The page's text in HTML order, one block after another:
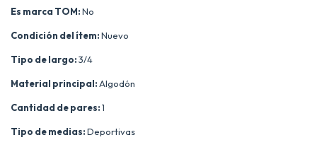
Es marca TOM:No
Condición del ítem:Nuevo
Tipo de largo:3/4
Material principal:Algodón
Cantidad de pares:1
Tipo de medias:Deportivas